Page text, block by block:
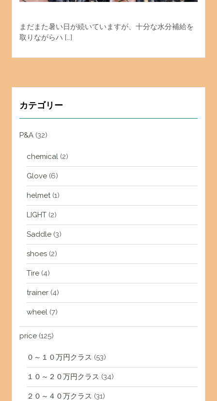
まだまた暑い日が続いていますが、十分な水分補給を
取りながらハ […]
カテゴリー
P&A(32)
chemical(2)
Glove(6)
helmet(1)
LIGHT(2)
Saddle(3)
shoes(2)
Tire(4)
trainer(4)
wheel(7)
price(125)
０～１０万円クラス (53)
１０～２０万円クラス (34)
２０～４０万クラス (31)